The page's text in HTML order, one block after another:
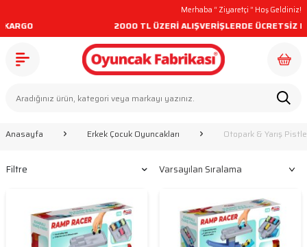
2000 TL ÜZERİ ALIŞVERİŞLERDE ÜCRETSİZ KARGO
Merhaba “Ziyaretçi” Hoş Geldiniz!
Anasayfa Erkek Çocuk Oyuncakları Otopark & Yarış
Filtre